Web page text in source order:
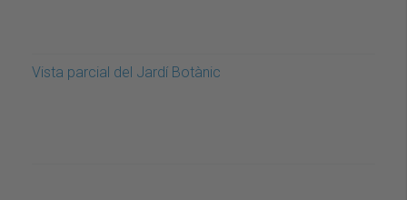
Vista parcial del Jardí Botànic